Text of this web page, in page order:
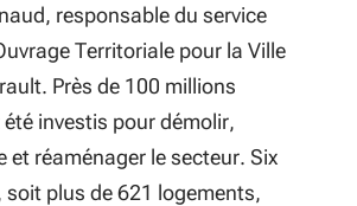
responsable du service
Territoriale pour la Ville
Près de 100 millions
été investis pour démolir,
et réaménager le secteur. Six
soit plus de 621 logements,